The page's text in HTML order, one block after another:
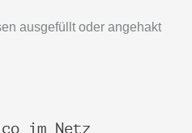
ausgefüllt oder angehakt
im Netz